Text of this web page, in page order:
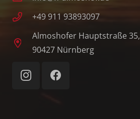
+49 911 93893097
Almoshofer Hauptstraße 35,
90427 Nürnberg